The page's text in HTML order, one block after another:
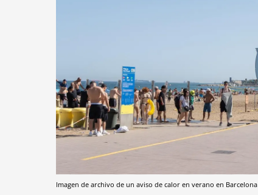
Imagen de archivo de un aviso de calor en verano en Barcelona